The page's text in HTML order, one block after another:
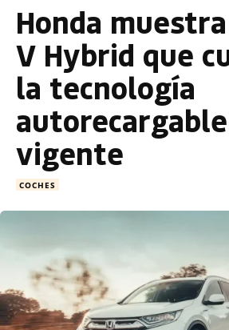
Honda
V Hybrid que
la tecnología
autorecargable
vigente
COCHES